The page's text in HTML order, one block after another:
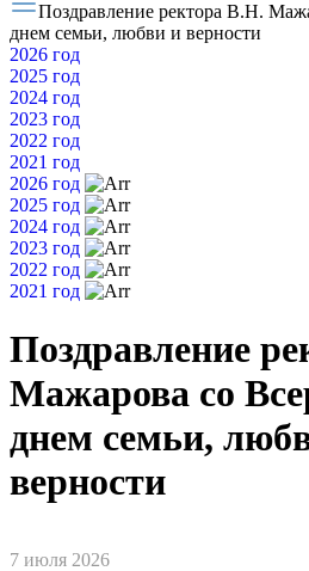
Поздравление ректора В.Н.
днем семьи, любви и верности
2026 год
2025 год
2024 год
2023 год
2022 год
2021 год
2026 год
2025 год
2024 год
2023 год
2022 год
2021 год
Поздравление
Мажарова со
днем семьи,
верности
7 июля 2026